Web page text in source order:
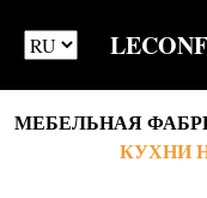
МЕБЕЛЬНАЯ
КУХНИ